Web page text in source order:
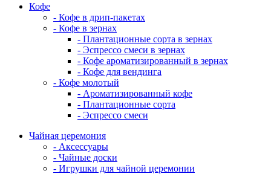
Кофе
- Кофе в дрип-пакетах
- Кофе в зернах
- Плантационные сорта в зернах
- Эспрессо смеси в зернах
- Кофе ароматизированный в зернах
- Кофе для вендинга
- Кофе молотый
- Ароматизированный кофе
- Плантационные сорта
- Эспрессо смеси
Чайная церемония
- Аксессуары
- Чайные доски
- Игрушки для чайной церемонии